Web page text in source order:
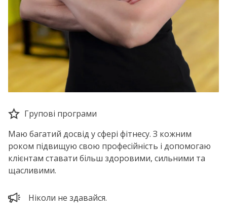
Групові програми
Маю багатий досвід у сфері фітнесу. З кожним
роком підвищую свою професійність і допомогаю
клієнтам ставати більш здоровими, сильними та
щасливими.
Ніколи не здавайся.